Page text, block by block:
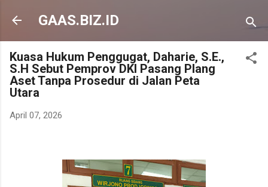
Langsung ke konten utama
GAAS.BIZ.ID
Kuasa Hukum Penggugat, Daharie, S.E.,
S.H Sebut Pemprov DKI Pasang Plang
Aset Tanpa Prosedur di Jalan Peta
Utara
April 07, 2026